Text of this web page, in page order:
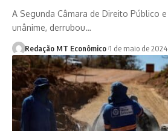
A Segunda Câmara de Direito Público
unânime, derrubou…
Redação MT Econômico 1 de maio de 2024